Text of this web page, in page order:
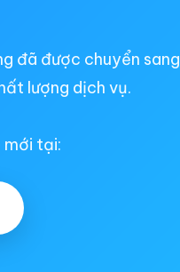
đã được chuyển sang
lượng dịch vụ.
mới tại: